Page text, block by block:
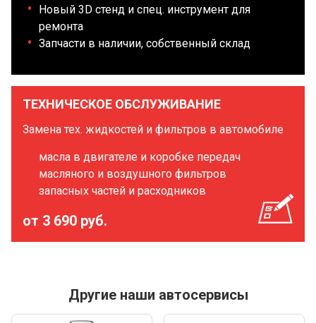
Новый 3D стенд и спец. инструмент для
ремонта
Запчасти в наличии, собственный склад
ТЕХНИЧЕСКОЕ ОБСЛУЖИВАНИЕ
Замена тех. жидкостей и фильтров в автомобиле
масла в двигателе и коробке передач
масляного и воздушного фильтров
запасных частей и расходников
от 3 690 руб.
Другие наши автосервисы